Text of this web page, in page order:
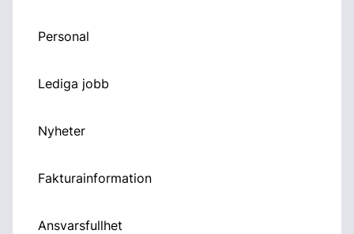
Personal
Lediga jobb
Nyheter
Fakturainformation
Ansvarsfullhet